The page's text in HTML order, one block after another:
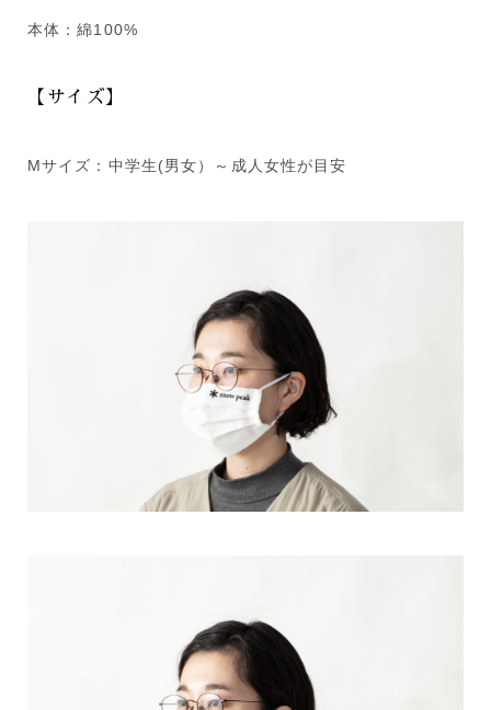
本体：綿100%
【サイズ】
Mサイズ：中学生(男女）～成人女性が目安